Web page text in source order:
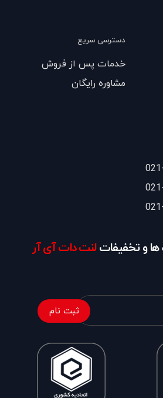
دسترسی سریع
خدمات پس از فروش
مشاوره رایگان
ها و تخفیفاتلنت دات آی آر
ثبت نام